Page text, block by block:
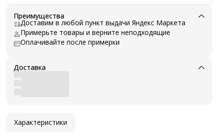
Преимущества
Доставим в любой пункт выдачи Яндекс Маркета
Примерьте товары и верните неподходящие
Оплачивайте после примерки
Доставка
Характеристики